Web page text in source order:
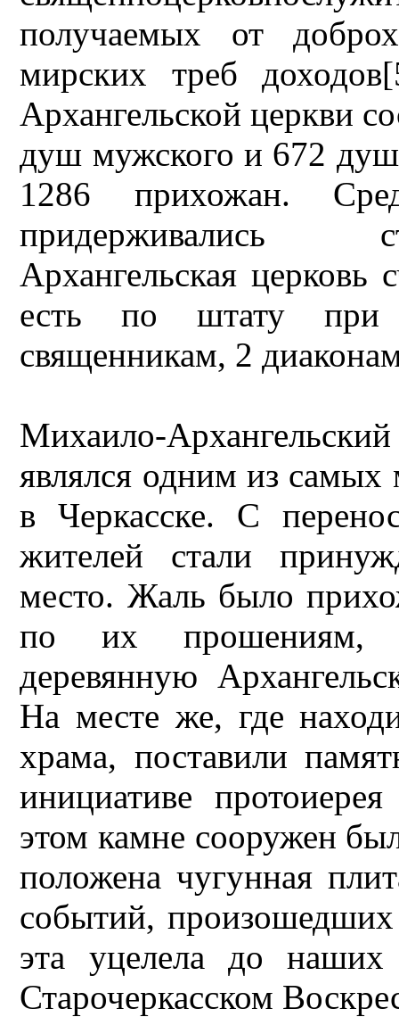
получаемых от
мирских треб
Архангельской церкви
душ мужского и 672
1286 прихожан.
придерживались
Архангельская церковь
есть по штату при
священникам, 2
Михаило-
являлся одним из
в Черкасске. С
жителей стали
место. Жаль было
по их прошениям,
деревянную
На месте же, где
храма, поставили
инициативе
этом камне сооружен
положена чугунная
событий,
эта уцелела до
Старочеркасском